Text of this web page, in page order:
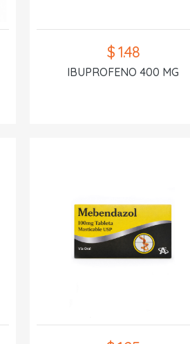
$ 1.48
IBUPROFENO 400 MG